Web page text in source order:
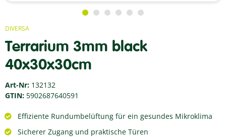
DIVERSA
Terrarium 3mm black
40x30x30cm
Art-Nr: 132132
GTIN: 5902687640591
Effiziente Rundumbelüftung für ein gesundes Mikroklima
Sicherer Zugang und praktische Türen